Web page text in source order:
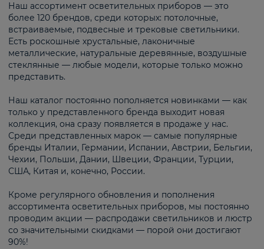
Наш ассортимент осветительных приборов — это
более 120 брендов, среди которых: потолочные,
встраиваемые, подвесные и трековые светильники.
Есть роскошные хрустальные, лаконичные
металлические, натуральные деревянные, воздушные
стеклянные — любые модели, которые только можно
представить.
Наш каталог постоянно пополняется новинками — как
только у представленного бренда выходит новая
коллекция, она сразу появляется в продаже у нас.
Среди представленных марок — самые популярные
бренды Италии, Германии, Испании, Австрии, Бельгии,
Чехии, Польши, Дании, Швеции, Франции, Турции,
США, Китая и, конечно, России.
Кроме регулярного обновления и пополнения
ассортимента осветительных приборов, мы постоянно
проводим акции — распродажи светильников и люстр
со значительными скидками — порой они достигают
90%!